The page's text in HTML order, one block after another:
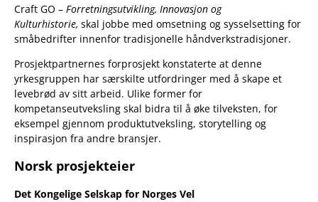
Craft GO – Forretningsutvikling, Innovasjon og
Kulturhistorie, skal jobbe med omsetning og sysselsetting for
småbedrifter innenfor tradisjonelle håndverkstradisjoner.
Prosjektpartnernes forprosjekt konstaterte at denne
yrkesgruppen har særskilte utfordringer med å skape et
levebrød av sitt arbeid. Ulike former for
kompetanseutveksling skal bidra til å øke tilveksten, for
eksempel gjennom produktutveksling, storytelling og
inspirasjon fra andre bransjer.
Norsk prosjekteier
Det Kongelige Selskap for Norges Vel